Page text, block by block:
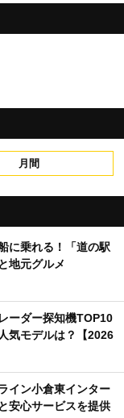
月間
に乗れる！「道の駅
地元グルメ
ーダー探知機TOP10
気モデルは？【2026
イン小倉東インター
安心サービスを提供